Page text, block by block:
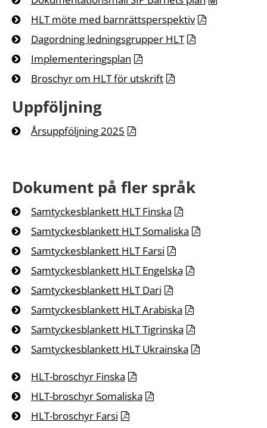
HLT möte med barnrättsperspektiv
Dagordning ledningsgrupper HLT
Implementeringsplan
Broschyr om HLT för utskrift
Uppföljning
Årsuppföljning 2025
Dokument på fler språk
Samtyckesblankett HLT Finska
Samtyckesblankett HLT Somaliska
Samtyckesblankett HLT Farsi
Samtyckesblankett HLT Engelska
Samtyckesblankett HLT Dari
Samtyckesblankett HLT Arabiska
Samtyckesblankett HLT Tigrinska
Samtyckesblankett HLT Ukrainska
HLT-broschyr Finska
HLT-broschyr Somaliska
HLT-broschyr Farsi